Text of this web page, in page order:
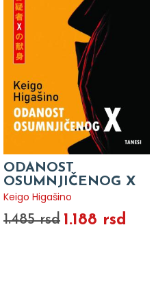
ODANOST
OSUMNJIČENOG X
Keigo Higašino
1.485 rsd 1.188 rsd